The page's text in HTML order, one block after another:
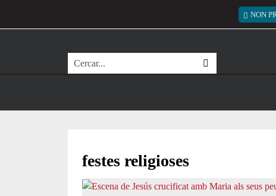
NON
Cerca
festes religioses